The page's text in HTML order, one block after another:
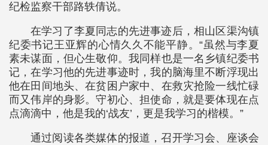
纪检监察干部路轶倩说。
在学习了李夏同志的先进事迹后，相山区渠沟镇
纪委书记王亚辉的心情久久不能平静。“虽然与李夏
素未谋面，但心生敬仰。我同样也是一名乡镇纪委书
记，在学习他的先进事迹时，我的脑海里不断浮现出
他在田间地头、在贫困户家中、在救灾抢险一线忙碌
而又伟岸的身影。守初心、担使命，就是要体现在点
点滴滴中，他是我的‘战友’，更是我学习的楷模。”
通过阅读各类媒体的报道，召开学习会、座谈会